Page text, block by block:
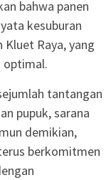
bahwa panen
kesuburan
Kluet Raya, yang
optimal.
tantangan
pupuk, sarana
demikian,
berkomitmen